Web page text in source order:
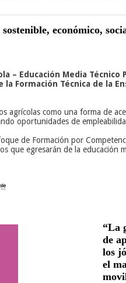
económico,
Educación Media Técnico
Formación Técnica de la
agrícolas como una forma de
oportunidades de
de Formación por
que egresarán de la educación
“La
de
los
el